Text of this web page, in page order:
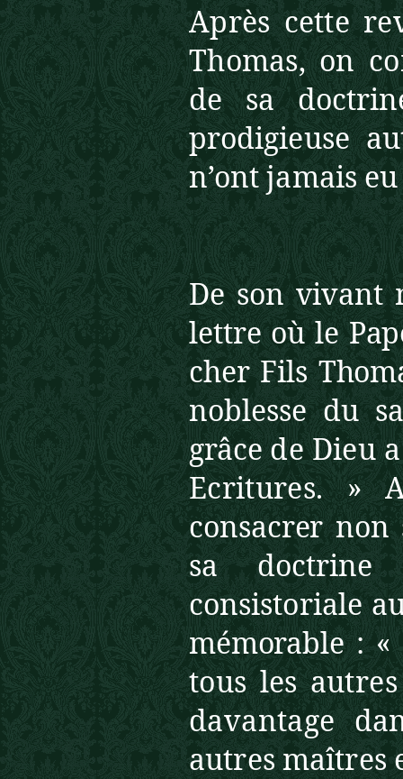
Après cette
Thomas, on
de sa
prodigieuse
n’ont jamais
De son vivant
lettre où le
cher Fils
noblesse du
grâce de Dieu
Ecritures. »
consacrer non
sa doctrine
consistoriale
mémorable : «
tous les
davantage
autres maîtres